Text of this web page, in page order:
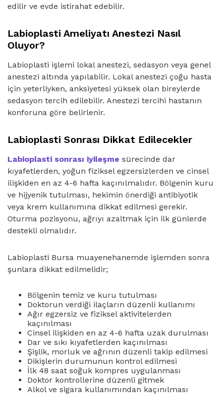
edilir ve evde istirahat edebilir.
Labioplasti Ameliyatı Anestezi Nasıl
Oluyor?
Labioplasti işlemi lokal anestezi, sedasyon veya genel
anestezi altında yapılabilir. Lokal anestezi çoğu hasta
için yeterliyken, anksiyetesi yüksek olan bireylerde
sedasyon tercih edilebilir. Anestezi tercihi hastanın
konforuna göre belirlenir.
Labioplasti Sonrası Dikkat Edilecekler
Labioplasti sonrası iyileşme sürecinde dar
kıyafetlerden, yoğun fiziksel egzersizlerden ve cinsel
ilişkiden en az 4-6 hafta kaçınılmalıdır. Bölgenin kuru
ve hijyenik tutulması, hekimin önerdiği antibiyotik
veya krem kullanımına dikkat edilmesi gerekir.
Oturma pozisyonu, ağrıyı azaltmak için ilk günlerde
destekli olmalıdır.
Labioplasti Bursa muayenehanemde işlemden sonra
şunlara dikkat edilmelidir;
Bölgenin temiz ve kuru tutulması
Doktorun verdiği ilaçların düzenli kullanımı
Ağır egzersiz ve fiziksel aktivitelerden
kaçınılması
Cinsel ilişkiden en az 4-6 hafta uzak durulması
Dar ve sıkı kıyafetlerden kaçınılması
Şişlik, morluk ve ağrının düzenli takip edilmesi
Dikişlerin durumunun kontrol edilmesi
İlk 48 saat soğuk kompres uygulanması
Doktor kontrollerine düzenli gitmek
Alkol ve sigara kullanımından kaçınılması